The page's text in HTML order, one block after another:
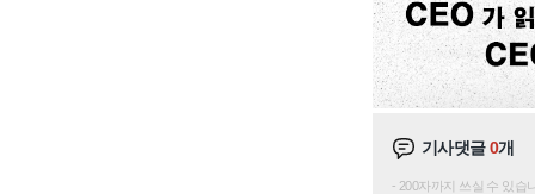
기사댓글0개
200자까지 쓰실 수 있습